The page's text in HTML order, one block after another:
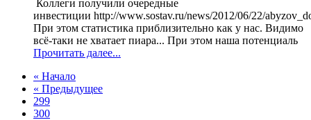
Коллеги получили очередные
инвестиции http://www.sostav.ru/news/2012/06/22/
При этом статистика приблизительно как у нас. Видимо
всё-таки не хватает пиара... При этом наша потенциаль
Прочитать далее...
« Начало
« Предыдущее
299
300